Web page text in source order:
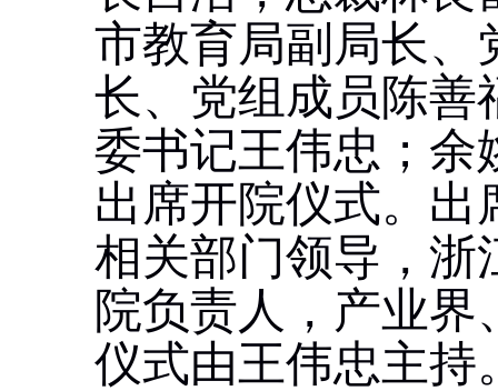
市教育局副局长、
长、党组成员陈善
委书记王伟忠；余
出席开院仪式。出
相关部门领导，浙
院负责人，产业
仪式由王伟忠主持